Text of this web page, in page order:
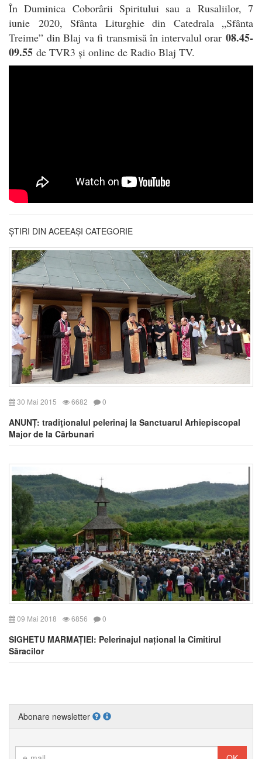
În Duminica Coborârii Spiritului sau a Rusaliilor, 7
iunie 2020, Sfânta Liturghie din Catedrala „Sfânta
Treime” din Blaj va fi transmisă în intervalul orar 08.45-
09.55 de TVR3 și online de Radio Blaj TV.
ȘTIRI DIN ACEEAȘI CATEGORIE
30 Mai 2015 6682 0
ANUNȚ: tradiţionalul pelerinaj la Sanctuarul Arhiepiscopal
Major de la Cărbunari
09 Mai 2018 6856 0
SIGHETU MARMAȚIEI: Pelerinajul național la Cimitirul
Săracilor
Abonare newsletter